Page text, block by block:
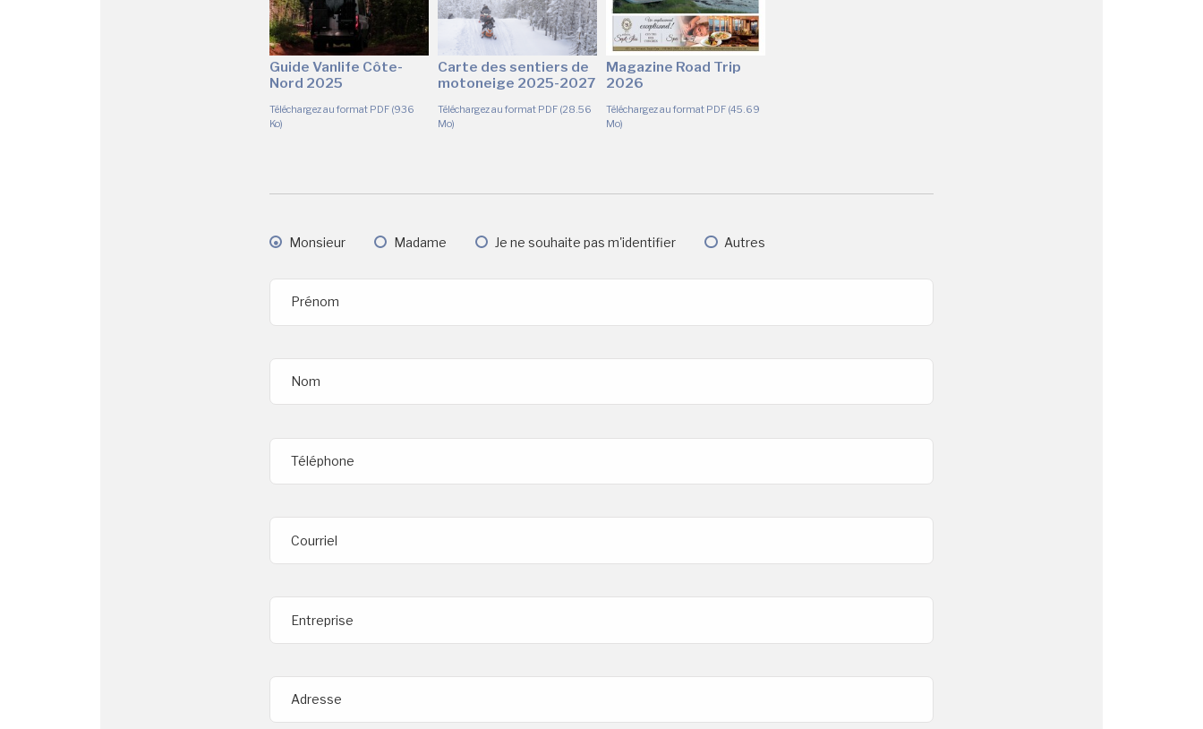
Guide Vanlife Côte-
Nord 2025
Téléchargez au format PDF (936
Ko)
Carte des sentiers de
motoneige 2025-2027
Téléchargez au format PDF (28.56
Mo)
Magazine Road Trip
2026
Téléchargez au format PDF (45.69
Mo)
Monsieur Madame Je ne souhaite pas m'identifier Autres
Prénom
Nom
Téléphone
Courriel
Entreprise
Adresse